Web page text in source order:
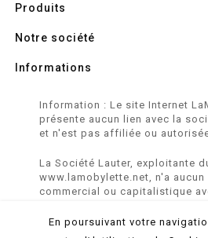
Produits
Notre société
Informations
Information : Le site Internet
présente aucun lien avec la
et n'est pas affiliée ou
La Société Lauter, exploitante
www.lamobylette.net, n'a aucun
commercial ou capitalistique
marques SOLEX, VELOSOLEX,
En poursuivant votre